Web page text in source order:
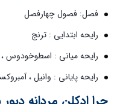
فصل: فصول چهارفصل
رایحه ابتدایی : ترنج
رایحه میانی : اسطوخودوس ،
رایحه پایانی : وانیل ،